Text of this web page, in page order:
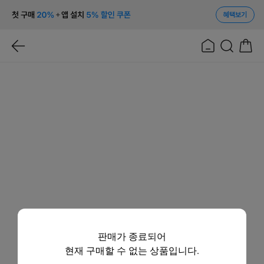
혜택보기
판매가 종료되어
현재 구매할 수 없는 상품입니다.